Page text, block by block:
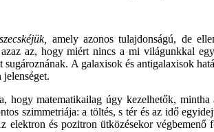
amely azonos tulajdonságú, de
az, hogy miért nincs a mi világunkkal
sugároznának. A galaxisok és antigalaxisok
hogy matematikailag úgy kezelhetők,
szimmetriája: a töltés, s tér és az idő
elektron és pozitron ütközésekor